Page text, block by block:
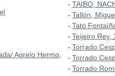
Agrelo Hermo,
- TAIBO,
- Tallón,
- Tato
- Teijeiro Rey,
- Torrado
- Torrado
- Torrado